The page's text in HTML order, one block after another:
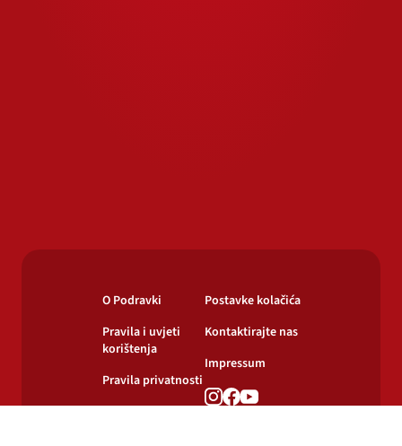
O Podravki
Pravila i uvjeti
korištenja
Pravila privatnosti
Postavke kolačića
Kontaktirajte nas
Impressum